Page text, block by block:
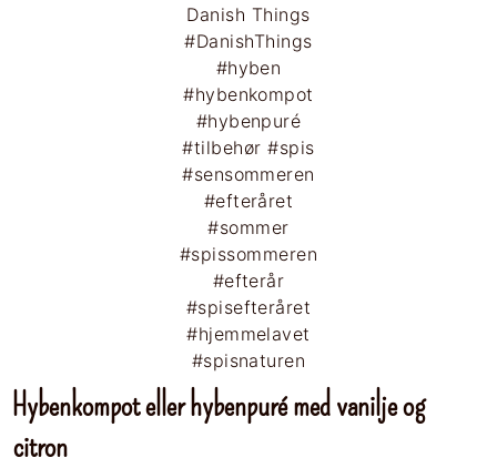
Hybenkompot eller hybenpuré med vanilje og
citron